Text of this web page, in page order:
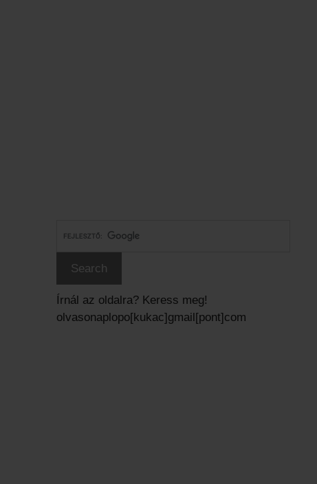
Írnál az oldalra? Keress meg!
olvasonaplopo[kukac]gmail[pont]com